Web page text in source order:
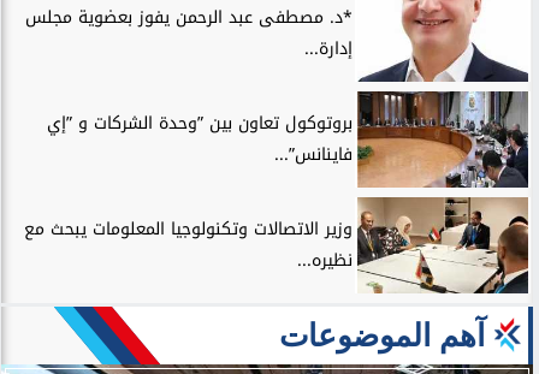
*د. مصطفى عبد الرحمن يفوز بعضوية مجلس
إدارة...
بروتوكول تعاون بين ”وحدة الشركات و ”إي
فاينانس”...
وزير الاتصالات وتكنولوجيا المعلومات يبحث مع
نظيره...
آهم الموضوعات